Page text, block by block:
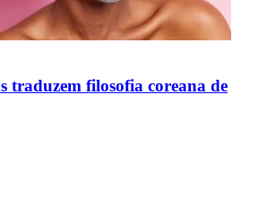
traduzem filosofia coreana de